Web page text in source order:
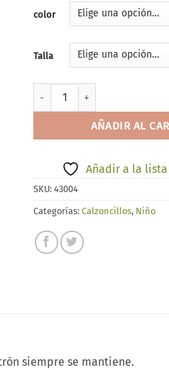
color
Talla
Bóxer Fevitex cantidad
AÑADIR AL
Añadir a la
SKU: 43004
Categorías: Calzoncillos, Niño
siempre se mantiene.